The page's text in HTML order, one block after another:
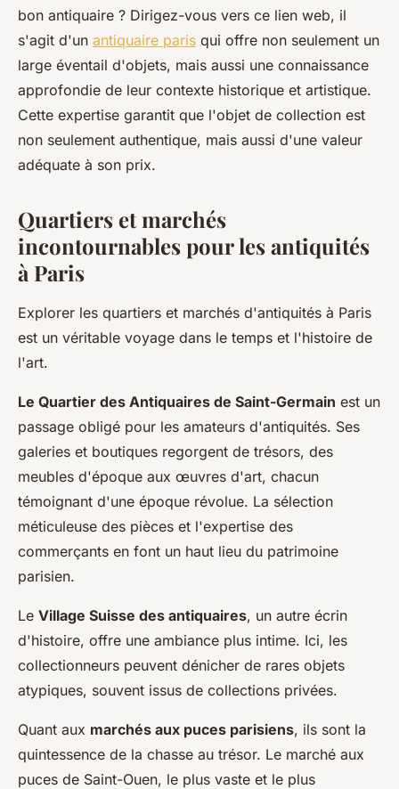
bon antiquaire ? Dirigez-vous vers ce lien web, il
s'agit d'un antiquaire paris qui offre non seulement un
large éventail d'objets, mais aussi une connaissance
approfondie de leur contexte historique et artistique.
Cette expertise garantit que l'objet de collection est
non seulement authentique, mais aussi d'une valeur
adéquate à son prix.
Quartiers et marchés
incontournables pour les antiquités
à Paris
Explorer les quartiers et marchés d'antiquités à Paris
est un véritable voyage dans le temps et l'histoire de
l'art.
Le Quartier des Antiquaires de Saint-Germain est un
passage obligé pour les amateurs d'antiquités. Ses
galeries et boutiques regorgent de trésors, des
meubles d'époque aux œuvres d'art, chacun
témoignant d'une époque révolue. La sélection
méticuleuse des pièces et l'expertise des
commerçants en font un haut lieu du patrimoine
parisien.
Le Village Suisse des antiquaires, un autre écrin
d'histoire, offre une ambiance plus intime. Ici, les
collectionneurs peuvent dénicher de rares objets
atypiques, souvent issus de collections privées.
Quant aux marchés aux puces parisiens, ils sont la
quintessence de la chasse au trésor. Le marché aux
puces de Saint-Ouen, le plus vaste et le plus